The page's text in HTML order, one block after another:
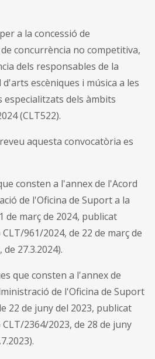
a la concessió de
concurrència no competitiva,
dels responsables de la
escèniques i música a les
dels àmbits
(CLT522).
aquesta convocatòria es
consten a l'annex de l'Acord
de l'Oficina de Suport a la
de març de 2024, publicat
961/2024, de 22 de març de
de 27.3.2024).
que consten a l'annex de
de l'Oficina de Suport
22 de juny del 2023, publicat
2364/2023, de 28 de juny